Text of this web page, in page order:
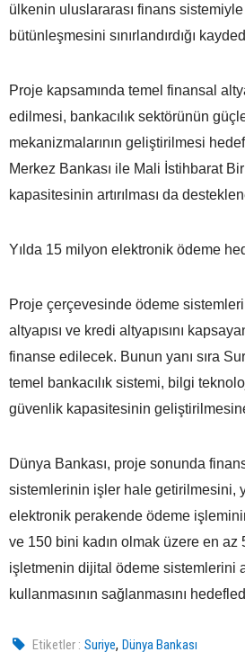
ülkenin uluslararası finans
bütünleşmesini sınırlandırdığı
Proje kapsamında temel finansal
edilmesi, bankacılık sektörünün
mekanizmalarının geliştirilmesi
Merkez Bankası ile Mali İstihbarat
kapasitesinin artırılması da
Yılda 15 milyon elektronik ödeme
Proje çerçevesinde ödeme
altyapısı ve kredi altyapısını
finanse edilecek. Bunun yanı sıra
temel bankacılık sistemi, bilgi
güvenlik kapasitesinin
Dünya Bankası, proje sonunda
sistemlerinin işler hale getirilmesini,
elektronik perakende ödeme
ve 150 bini kadın olmak üzere en az
işletmenin dijital ödeme sistemlerini
kullanmasının sağlanmasını
Etiketler : Suriye,Dünya Bankası